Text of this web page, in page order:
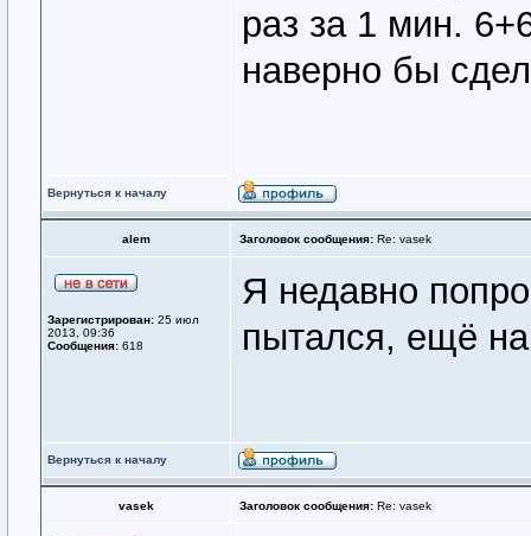
раз за 1 мин.
наверно бы
Вернуться к началу
alem Заголовок сообщения: Re: vasek
Зарегистрирован: 25 июл
2013, 09:36
Сообщения: 618
Я недавно
пытался, ещё
Вернуться к началу
vasek Заголовок сообщения: Re: vasek